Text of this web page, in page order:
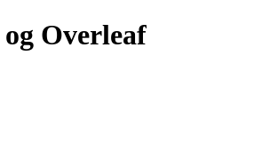
Overleaf